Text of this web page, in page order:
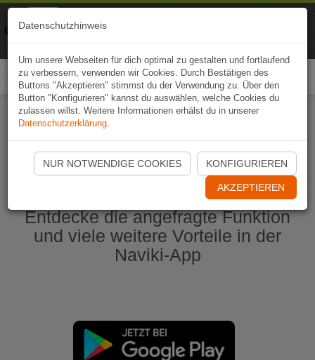
Naviki App jetzt öffnen
Entdecke die angefragte Funktion
und viele weitere Vorteile in der
Naviki-App
Datenschutzhinweis
Um unsere Webseiten für dich optimal zu gestalten und fortlaufend
zu verbessern, verwenden wir Cookies. Durch Bestätigen des
Buttons "Akzeptieren" stimmst du der Verwendung zu. Über den
Button "Konfigurieren" kannst du auswählen, welche Cookies du
zulassen willst. Weitere Informationen erhälst du in unserer
Datenschutzerklärung.
NUR NOTWENDIGE COOKIES KONFIGURIEREN
AKZEPTIEREN
Naviki